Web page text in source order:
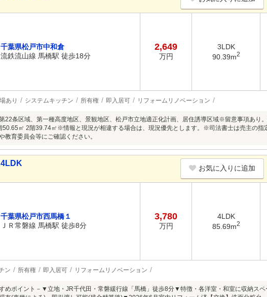
千葉県松戸市中和倉
流鉄流山線 馬橋駅 徒歩18分
2,649
万円
3LDK
90.39m2
あり システムキッチン 所有権 即入居可 リフォームリノベーション
22条区域、第一種高度地区、景観地区、松戸市立地適正化計画、居住誘導区域※留意事項あり
50.65㎡ 2階39.74㎡※情報と現況が相違する場合は、現況優先とします。※司法書士は売主の
教育委員会等にご確認ください。
お気に入りに追加
千葉県松戸市西馬橋１
ＪＲ常磐線 馬橋駅 徒歩8分
3,780
万円
4LDK
85.69m2
ン 所有権 即入居可 リフォームリノベーション
めポイント－▼立地・JR千代田・常磐緩行線「馬橋」徒歩8分▼特徴・各洋室・和室に収納ス